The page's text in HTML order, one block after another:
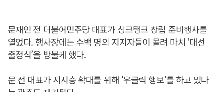
문재인 전 더불어민주당 대표가 싱크탱크 창립 준비행사를
열었다. 행사장에는 수백 명의 지지자들이 몰려 마치 ‘대선
출정식’을 방불케 했다.
문 전 대표가 지지층 확대를 위해 '우클릭 행보'를 하고 있다